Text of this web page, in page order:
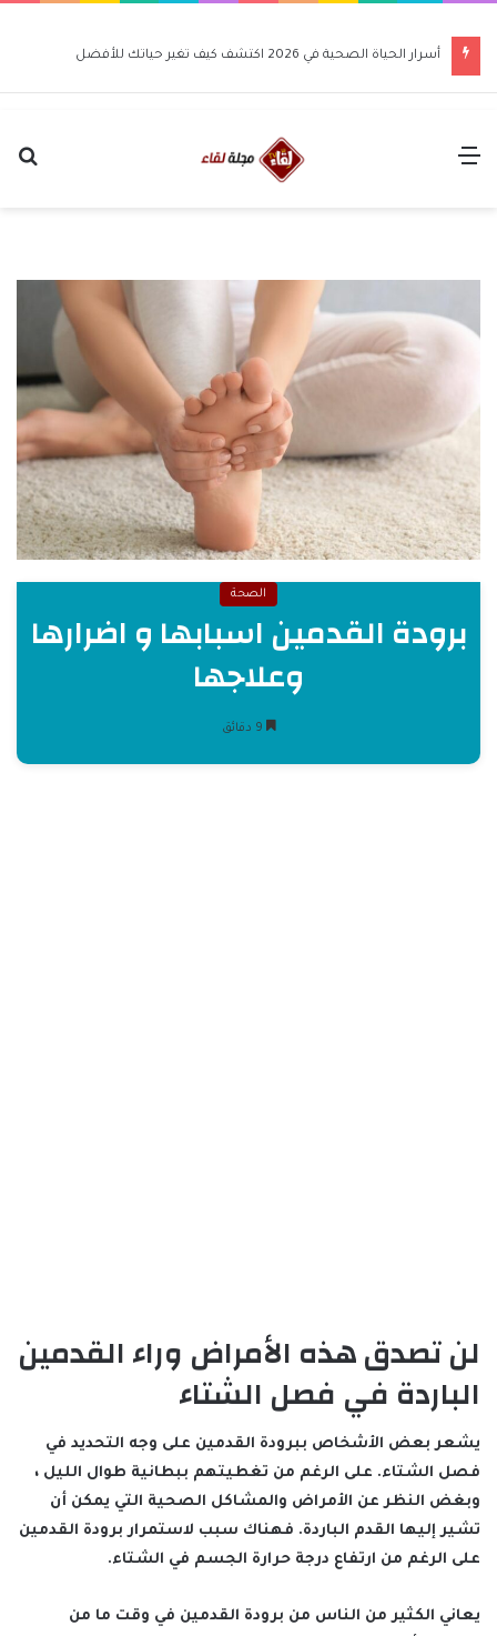
أسرار الحياة الصحية في 2026 اكتشف كيف تغير حياتك للأفضل
القائمة
الصحة
برودة القدمين اسبابها و اضرارها
وعلاجها
لن تصدق هذه الأمراض وراء القدمين
الباردة في فصل الشتاء
يشعر بعض الأشخاص ببرودة القدمين على وجه التحديد في
فصل الشتاء. على الرغم من تغطيتهم ببطانية طوال الليل ،
وبغض النظر عن الأمراض والمشاكل الصحية التي يمكن أن
تشير إليها القدم الباردة. فهناك سبب لاستمرار برودة القدمين
على الرغم من ارتفاع درجة حرارة الجسم في الشتاء.
يعاني الكثير من الناس من برودة القدمين في وقت ما من